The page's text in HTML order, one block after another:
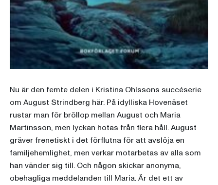
Nu är den femte delen i Kristina Ohlssons succéserie
om August Strindberg här. På idylliska Hovenäset
rustar man för bröllop mellan August och Maria
Martinsson, men lyckan hotas från flera håll. August
gräver frenetiskt i det förflutna för att avslöja en
familjehemlighet, men verkar motarbetas av alla som
han vänder sig till. Och någon skickar anonyma,
obehagliga meddelanden till Maria. Är det ett av